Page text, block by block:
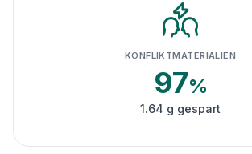
KONFLIKTMATERIALIEN
97%
1.64 g gespart